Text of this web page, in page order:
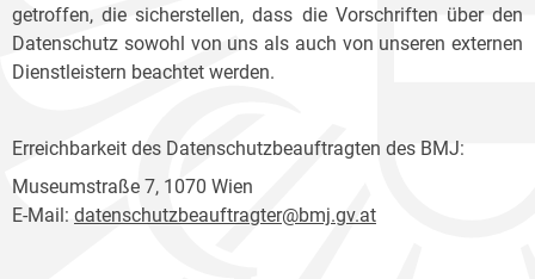
getroffen, die sicherstellen, dass die Vorschriften über den
Datenschutz sowohl von uns als auch von unseren externen
Dienstleistern beachtet werden.
Erreichbarkeit des Datenschutzbeauftragten des BMJ:
Museumstraße 7, 1070 Wien
E-Mail: datenschutzbeauftragter@bmj.gv.at